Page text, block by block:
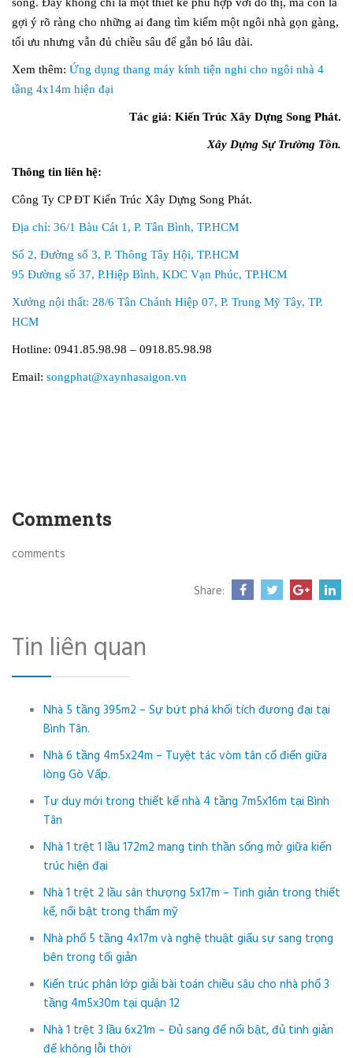
gợi ý rõ ràng cho những ai đang tìm kiếm một ngôi nhà gọn gàng,
tối ưu nhưng vẫn đủ chiều sâu để gắn bó lâu dài.
Xem thêm: Ứng dụng thang máy kính tiện nghi cho ngôi nhà 4
tầng 4x14m hiện đại
Tác giả: Kiến Trúc Xây Dựng Song Phát.
Xây Dựng Sự Trường Tồn.
Thông tin liên hệ:
Công Ty CP ĐT Kiến Trúc Xây Dựng Song Phát.
Địa chỉ: 36/1 Bàu Cát 1, P. Tân Bình, TP.HCM
Số 2, Đường số 3, P. Thông Tây Hội, TP.HCM
95 Đường số 37, P.Hiệp Bình, KDC Vạn Phúc, TP.HCM
Xưởng nội thất: 28/6 Tân Chánh Hiệp 07, P. Trung Mỹ Tây, TP.
HCM
Hotline: 0941.85.98.98 – 0918.85.98.98
Email: songphat@xaynhasaigon.vn
Comments
comments
Share:
Tin liên quan
Nhà 5 tầng 395m2 – Sự bứt phá khối tích đương đại tại
Bình Tân.
Nhà 6 tầng 4m5x24m – Tuyệt tác vòm tân cổ điển giữa
lòng Gò Vấp.
Tư duy mới trong thiết kế nhà 4 tầng 7m5x16m tại Bình
Tân
Nhà 1 trệt 1 lầu 172m2 mang tinh thần sống mở giữa kiến
trúc hiện đại
Nhà 1 trệt 2 lầu sân thượng 5x17m – Tinh giản trong thiết
kế, nổi bật trong thẩm mỹ
Nhà phố 5 tầng 4x17m và nghệ thuật giấu sự sang trọng
bên trong tối giản
Kiến trúc phân lớp giải bài toán chiều sâu cho nhà phố 3
tầng 4m5x30m tại quận 12
Nhà 1 trệt 3 lầu 6x21m – Đủ sang để nổi bật, đủ tinh giản
để không lỗi thời